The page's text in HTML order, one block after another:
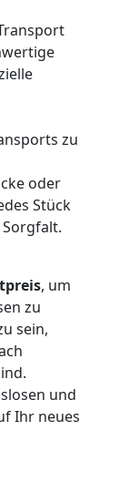
zu
oder
Stück
, um
zu
sein,
und
Ihr neues